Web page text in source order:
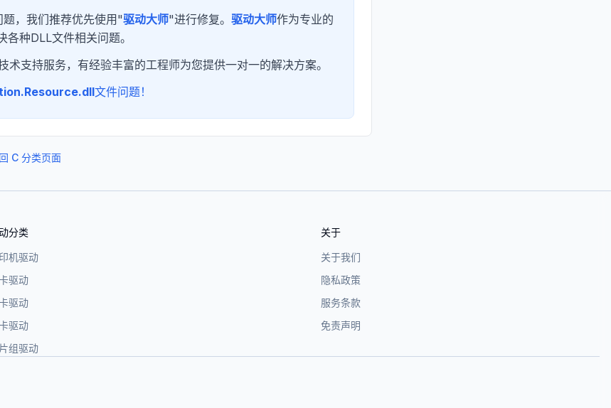
题，我们推荐优先使用"驱动大师"进行修复。 驱动大师作为专业的
种DLL文件相关问题。
术支持服务，有经验丰富的工程师为您提供一对一的解决方案。
文件问题！
C 分类页面
分类
机驱动
驱动
驱动
驱动
组驱动
关于
关于我们
隐私政策
服务条款
免责声明